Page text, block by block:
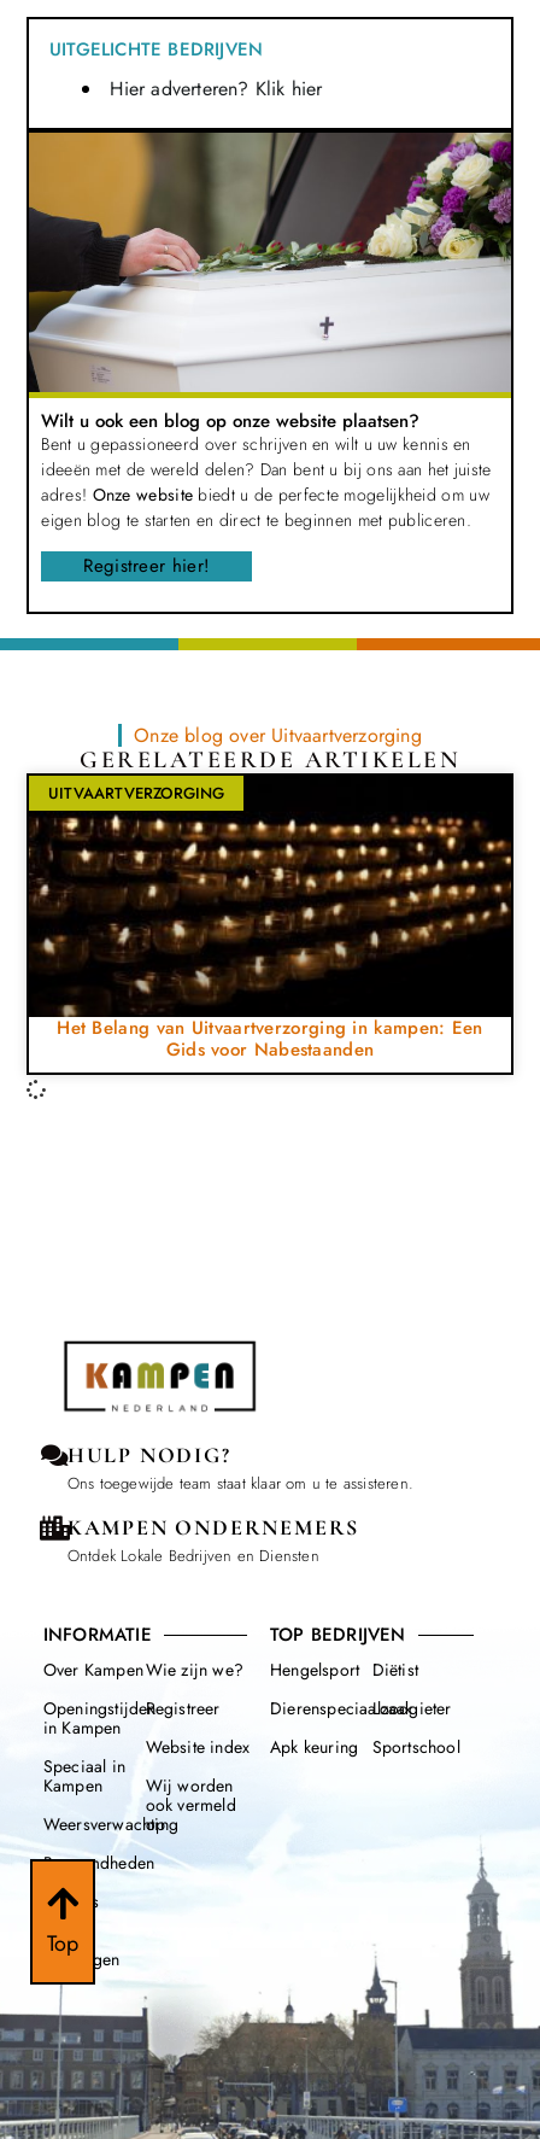
Top
UITGELICHTE BEDRIJVEN
Hier adverteren? Klik hier
Wilt u ook een blog op onze website plaatsen?
Bent u gepassioneerd over schrijven en wilt u uw kennis en
ideeën met de wereld delen? Dan bent u bij ons aan het juiste
adres! Onze website biedt u de perfecte mogelijkheid om uw
eigen blog te starten en direct te beginnen met publiceren.
Registreer hier!
Onze blog over Uitvaartverzorging
GERELATEERDE ARTIKELEN
UITVAARTVERZORGING
Het Belang van Uitvaartverzorging in kampen: Een
Gids voor Nabestaanden
HULP NODIG?
Ons toegewijde team staat klaar om u te assisteren.
KAMPEN ONDERNEMERS
Ontdek Lokale Bedrijven en Diensten
INFORMATIE
Over Kampen
Openingstijden
in Kampen
Speciaal in
Kampen
Weersverwachting
Beroemdheden
Nieuws
112
meldingen
Wie zijn we?
Registreer
Website index
Wij worden
ook vermeld
op
TOP BEDRIJVEN
Hengelsport
Dierenspeciaalzaak
Apk keuring
Diëtist
Loodgieter
Sportschool